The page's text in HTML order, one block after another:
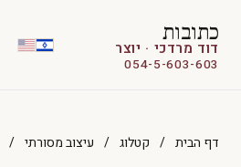
כתובות
דוד מרדכי · יוצר
054-5-603-603
דף הבית / קטלוג / עיצוב מסורתי /